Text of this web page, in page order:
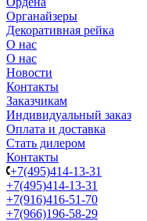
Органайзеры
Декоративная рейка
О нас
О нас
Новости
Контакты
Заказчикам
Индивидуальный заказ
Оплата и доставка
Стать дилером
Контакты
+7(495)414-13-31
+7(495)414-13-31
+7(916)416-51-70
+7(966)196-58-29